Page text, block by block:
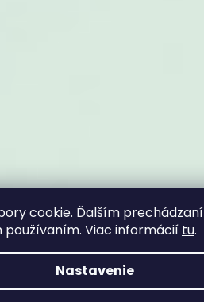
cookie. Ďalším
používaním. Viac informácií tu.
Nastavenie